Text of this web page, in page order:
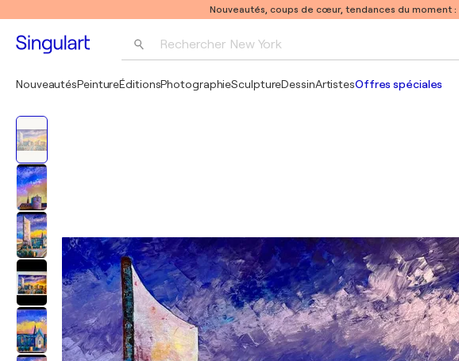
Nouveautés, coups de cœur, tendances du moment :
Rechercher New York
NouveautésPeintureÉditionsPhotographieSculptureDessinArtistesOffres spéciales